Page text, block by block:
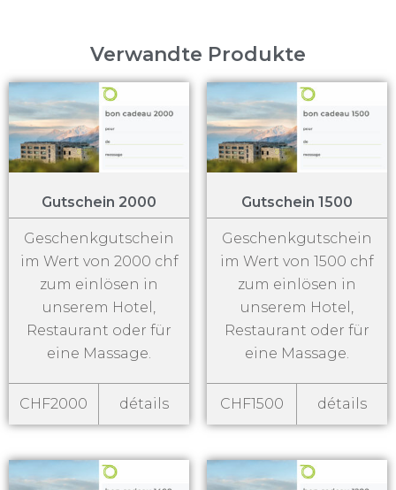
Verwandte Produkte
Gutschein 2000
Geschenkgutschein
im Wert von 2000 chf
zum einlösen in
unserem Hotel,
Restaurant oder für
eine Massage.
CHF2000 détails
Gutschein 1500
Geschenkgutschein
im Wert von 1500 chf
zum einlösen in
unserem Hotel,
Restaurant oder für
eine Massage.
CHF1500 détails